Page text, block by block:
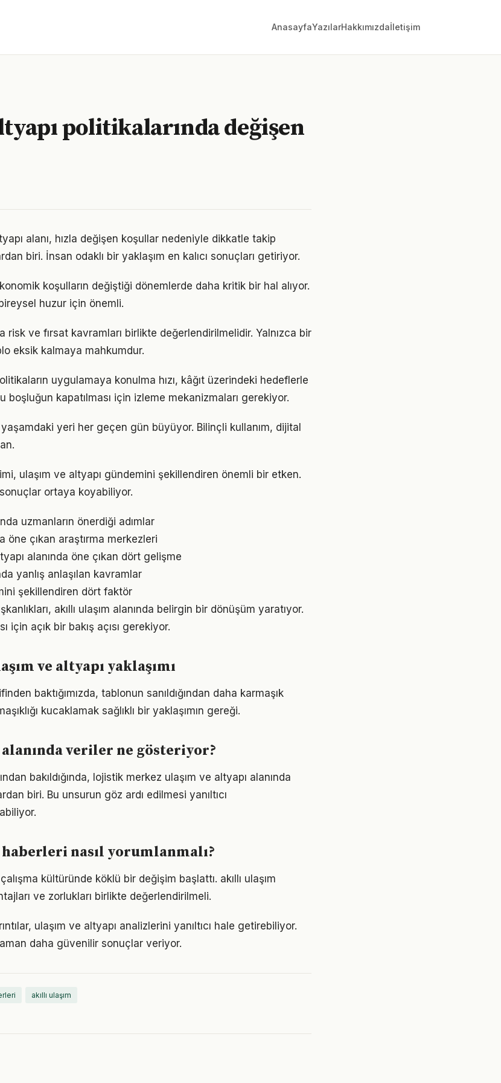
AnasayfaYazılarHakkımızdaİletişim
politikalarında değişen
alanı, hızla değişen koşullar nedeniyle dikkatle takip
biri. İnsan odaklı bir yaklaşım en kalıcı sonuçları getiriyor.
koşulların değiştiği dönemlerde daha kritik bir hal alıyor.
huzur için önemli.
risk ve fırsat kavramları birlikte değerlendirilmelidir. Yalnızca bir
eksik kalmaya mahkumdur.
uygulamaya konulma hızı, kâğıt üzerindeki hedeflerle
boşluğun kapatılması için izleme mekanizmaları gerekiyor.
yeri her geçen gün büyüyor. Bilinçli kullanım, dijital
ulaşım ve altyapı gündemini şekillendiren önemli bir etken.
ortaya koyabiliyor.
uzmanların önerdiği adımlar
öne çıkan araştırma merkezleri
alanında öne çıkan dört gelişme
yanlış anlaşılan kavramlar
şekillendiren dört faktör
akıllı ulaşım alanında belirgin bir dönüşüm yaratıyor.
için açık bir bakış açısı gerekiyor.
ve altyapı yaklaşımı
baktığımızda, tablonun sanıldığından daha karmaşık
kucaklamak sağlıklı bir yaklaşımın gereği.
alanında veriler ne gösteriyor?
bakıldığında, lojistik merkez ulaşım ve altyapı alanında
biri. Bu unsurun göz ardı edilmesi yanıltıcı
haberleri nasıl yorumlanmalı?
kültüründe köklü bir değişim başlattı. akıllı ulaşım
ve zorlukları birlikte değerlendirilmeli.
ulaşım ve altyapı analizlerini yanıltıcı hale getirebiliyor.
daha güvenilir sonuçlar veriyor.
akıllı ulaşım